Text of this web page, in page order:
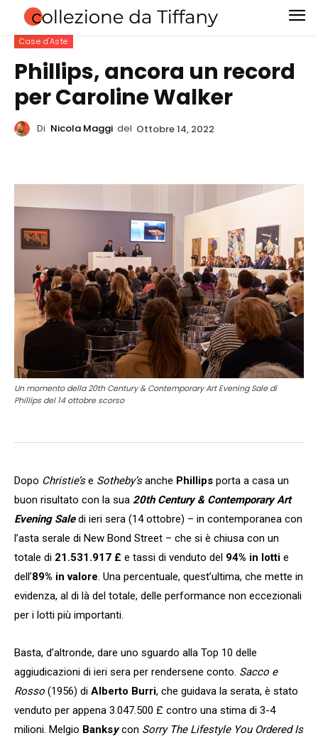
Case d'Aste
Phillips, ancora un record
per Caroline Walker
Di Nicola Maggi del Ottobre 14, 2022
Un momento della 20th Century & Contemporary Art Evening Sale di
Phillips del 14 ottobre scorso
Dopo Christie’se Sotheby’sanche Phillips porta a casa un
buon risultato con la sua 20th Century & Contemporary Art
Evening Saledi ieri sera (14 ottobre) – in contemporanea con
l’asta serale di New Bond Street – che si è chiusa con un
totale di 21.531.917 £ e tassi di venduto del 94% in lotti e
dell’89% in valore. Una percentuale, quest’ultima, che mette in
evidenza, al di là del totale, delle performance non eccezionali
per i lotti più importanti.
Basta, d’altronde, dare uno sguardo alla Top 10 delle
aggiudicazioni di ieri sera per rendersene conto. Sacco e
Rosso (1956) di Alberto Burri, che guidava la serata, è stato
venduto per appena 3.047.500 £ contro una stima di 3-4
milioni. Melgio Banksycon Sorry The Lifestyle You Ordered Is